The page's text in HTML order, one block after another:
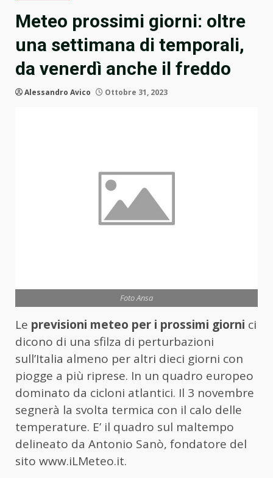
Meteo prossimi giorni: oltre
una settimana di temporali,
da venerdì anche il freddo
Alessandro Avico Ottobre 31, 2023
Foto Ansa
Le previsioni meteo per i prossimi giorni ci
dicono di una sfilza di perturbazioni
sull’Italia almeno per altri dieci giorni con
piogge a più riprese. In un quadro europeo
dominato da cicloni atlantici. Il 3 novembre
segnerà la svolta termica con il calo delle
temperature. E’ il quadro sul maltempo
delineato da Antonio Sanò, fondatore del
sito www.iLMeteo.it.